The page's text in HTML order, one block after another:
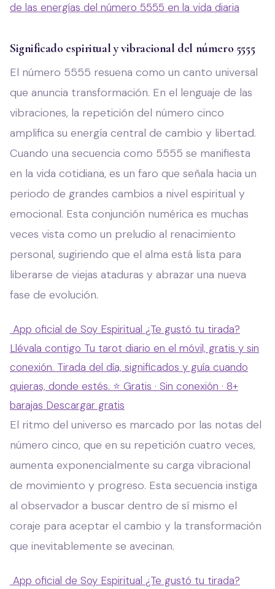
de las energías del número 5555 en la vida diaria
Significado espiritual y vibracional del número 5555
El número 5555 resuena como un canto universal
que anuncia transformación. En el lenguaje de las
vibraciones, la repetición del número cinco
amplifica su energía central de cambio y libertad.
Cuando una secuencia como 5555 se manifiesta
en la vida cotidiana, es un faro que señala hacia un
periodo de grandes cambios a nivel espiritual y
emocional. Esta conjunción numérica es muchas
veces vista como un preludio al renacimiento
personal, sugiriendo que el alma está lista para
liberarse de viejas ataduras y abrazar una nueva
fase de evolución.
App oficial de Soy Espiritual ¿Te gustó tu tirada?
Llévala contigo Tu tarot diario en el móvil, gratis y sin
conexión. Tirada del día, significados y guía cuando
quieras, donde estés. ⭐ Gratis · Sin conexión · 8+
barajas Descargar gratis
El ritmo del universo es marcado por las notas del
número cinco, que en su repetición cuatro veces,
aumenta exponencialmente su carga vibracional
de movimiento y progreso. Esta secuencia instiga
al observador a buscar dentro de sí mismo el
coraje para aceptar el cambio y la transformación
que inevitablemente se avecinan.
App oficial de Soy Espiritual ¿Te gustó tu tirada?